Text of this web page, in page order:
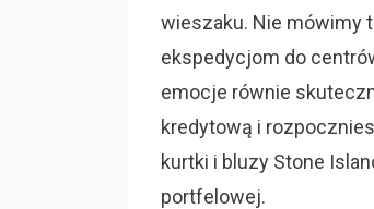
wieszaku. Nie mówimy
ekspedycjom do
emocje równie
kredytową i
kurtki i bluzy Stone
portfelowej.